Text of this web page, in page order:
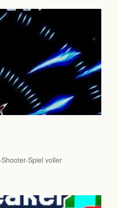
Spiel voller